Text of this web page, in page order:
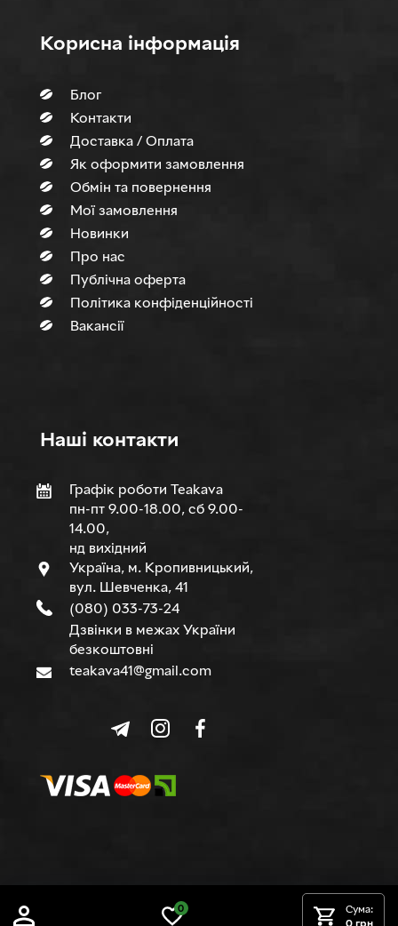
0
Сума:
0 грн
Корисна інформація
Блог
Контакти
Доставка / Оплата
Як оформити замовлення
Обмін та повернення
Мої замовлення
Новинки
Про нас
Публічна оферта
Політика конфіденційності
Вакансії
Нашi контакти
Графік роботи Teakava
пн-пт 9.00-18.00, сб 9.00-
14.00,
нд вихідний
Україна, м. Кропивницький,
вул. Шевченка, 41
(080) 033-73-24
Дзвінки в межах України
безкоштовні
teakava41@gmail.com
© TEAKAVA, 2015-2026 р.